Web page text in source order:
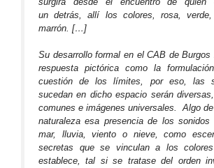
undetrás , allí los colores, rosa,
marrón. […]
Su desarrollo formal en el CAB de
respuesta pictórica como la
cuestión de los límites, por eso, las
sucedan en dicho espacio serán
comunes e imágenes universales. Algo
naturaleza esa presencia de los
mar, lluvia, viento o nieve, como
secretas que se vinculan a los
establece, tal si se tratase del orden